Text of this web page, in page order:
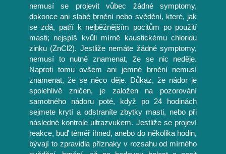
nemusí se projevit vůbec žádné symptomy,
dokonce ani slabé brnění nebo svědění, které, jak
se zdá, patří k nejběžnějším pocitům po použití
masti; nejspíš kvůli mírně kaustickému chloridu
zinku (ZnCl2). Jestliže nemáte žádné symptomy,
nemusí to nutně znamenat, že se nic neděje.
Naproti tomu ovšem ani jemné brnění nemusí
znamenat, že se něco děje. Důkaz, že nádor je
spolehlivě zničen, je založen na pozorování
samotného nádoru poté, když po 24 hodinách
sejmete krytí a odstraníte zbytky masti, nebo při
následné kontrole ultrazvukem. Jestliže se projeví
reakce, buď téměř ihned, anebo do několika hodin,
bývají to zpravidla příznaky v rozsahu od mírného